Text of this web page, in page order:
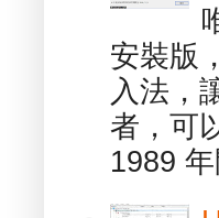
安裝版
入法，
者，可
1989